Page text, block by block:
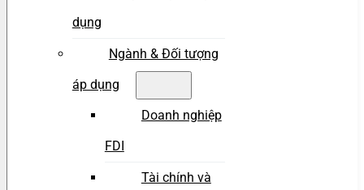
dụng
Ngành & Đối tượng
áp dụng
Doanh nghiệp
FDI
Tài chính và